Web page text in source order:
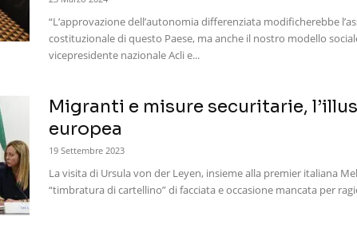
“L’approvazione dell’autonomia differenziata modificherebbe
costituzionale di questo Paese, ma anche il nostro modello
vicepresidente nazionale Acli e...
Migranti e misure securitarie,
europea
19 Settembre 2023
La visita di Ursula von der Leyen, insieme alla premier italiana
“timbratura di cartellino” di facciata e occasione mancata per